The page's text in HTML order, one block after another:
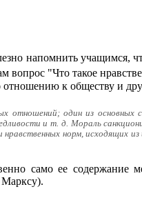
напомнить учащимся,
вопрос "Что такое
к обществу и
отношений; один из основных
и т. д. Мораль
норм, исходящих
само ее содержание